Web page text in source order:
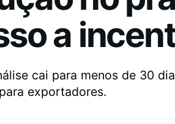
a
cai para menos de 30
exportadores.